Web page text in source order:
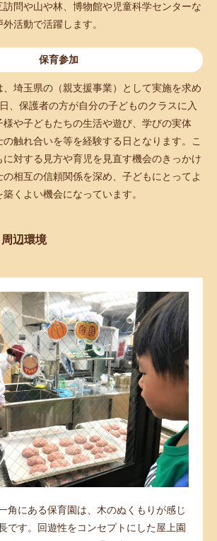
問や山や林、博物館や児童科学センターな
活動で活躍します。
保育参加
埼玉県の（親支援事業）として実施を求め
、保護者の方が自分の子どものクラスに入
様や子どもたちの生活や遊び、学びの実体
触れ合いを等を経験する日となります。こ
対する見方や育児を見直す機会のきっかけ
相互の信頼関係を深め、子どもにとってよ
くよい機会になっています。
辺環境
角にある保育園は、木のぬくもりが感じ
です。回遊性をコンセプトにした屋上園